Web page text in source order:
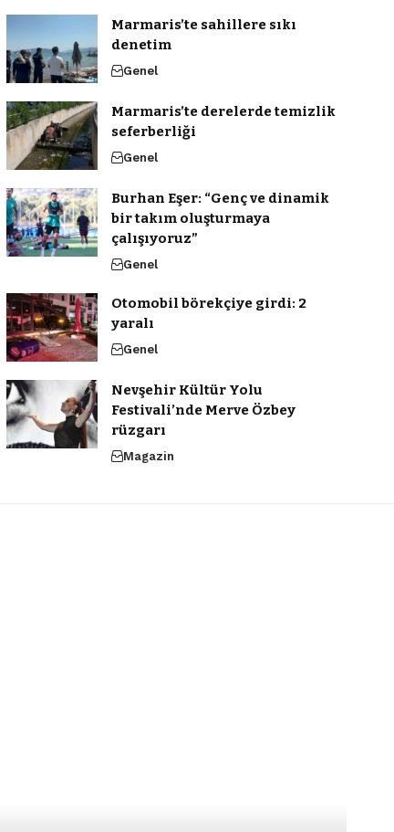
Marmaris’te sahillere sıkı
denetim
Genel
Marmaris’te derelerde temizlik
seferberliği
Genel
Burhan Eşer: “Genç ve dinamik
bir takım oluşturmaya
çalışıyoruz”
Genel
Otomobil börekçiye girdi: 2
yaralı
Genel
Nevşehir Kültür Yolu
Festivali’nde Merve Özbey
rüzgarı
Magazin